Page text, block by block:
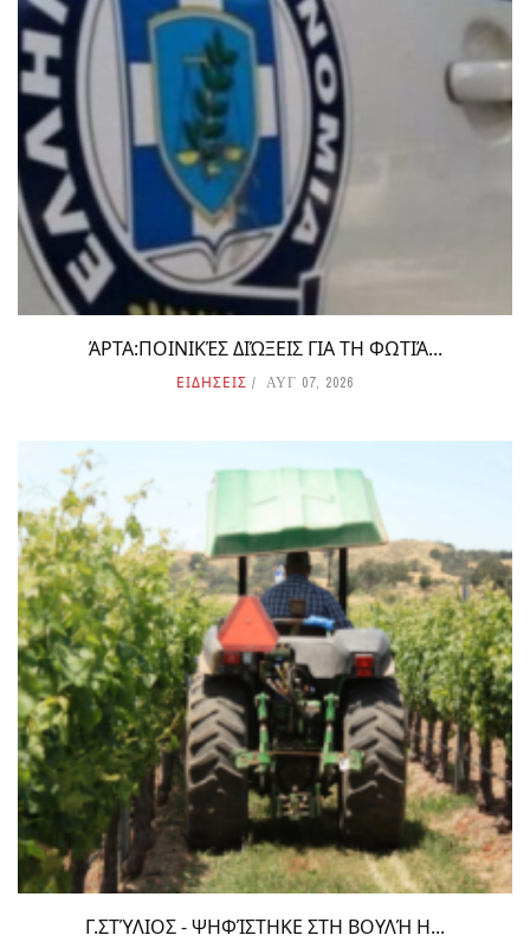
ΆΡΤΑ:ΠΟΙΝΙΚΈΣ ΔΙΏΞΕΙΣ ΓΙΑ ΤΗ ΦΩΤΙΆ...
ΕΙΔΗΣΕΙΣ ΑΥΓ 07, 2026
Γ.ΣΤΎΛΙΟΣ - ΨΗΦΊΣΤΗΚΕ ΣΤΗ ΒΟΥΛΉ Η...